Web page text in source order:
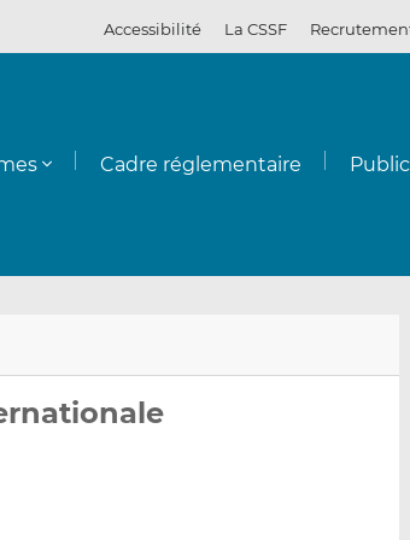
Accessibilité La CSSF
Cadre réglementaire